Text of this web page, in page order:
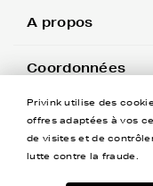
A propos
Coordonnées
Newsletter
Privink utilise des
offres adaptées à vos
de visites et de
lutte contre la fraude.